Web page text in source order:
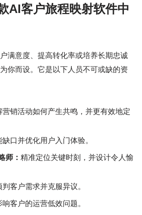
AI客户旅程映射软件中
满意度、提高转化率或培养长期忠诚
你而设。它是以下人员不可或缺的资
营销活动如何产生共鸣，并更有效地定
口并优化用户入门体验。
师： 精准定位关键时刻，并设计令人愉
客户需求并克服异议。
响客户的运营低效问题。